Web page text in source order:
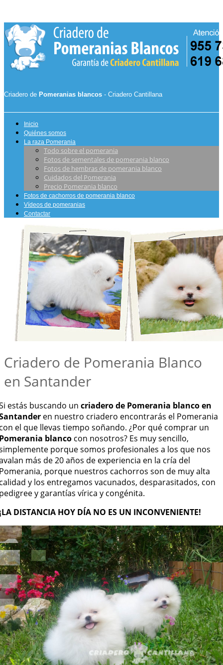
Criadero de Pomeranias blancos - Criadero Cantillana
Inicio
Quiénes somos
La raza Pomerania
Todo sobre el pomerania
Fotos de sementales de pomerania blanco
Fotos de hembras de pomerania blanco
Cuidados del Pomerania
Precio Pomerania blanco
Fotos de cachorros de pomerania blanco
Vídeos de pomeranias
Contactar
Criadero de Pomerania Blanco
en Santander
estás buscando un criadero de Pomerania blanco en
en nuestro criadero encontrarás el Pomerania
el que llevas tiempo soñando. ¿Por qué comprar un
blanco con nosotros? Es muy sencillo,
porque somos profesionales a los que nos
más de 20 años de experiencia en la cría del
porque nuestros cachorros son de muy alta
y los entregamos vacunados, desparasitados, con
y garantías vírica y congénita.
DISTANCIA HOY DÍA NO ES UN INCONVENIENTE!